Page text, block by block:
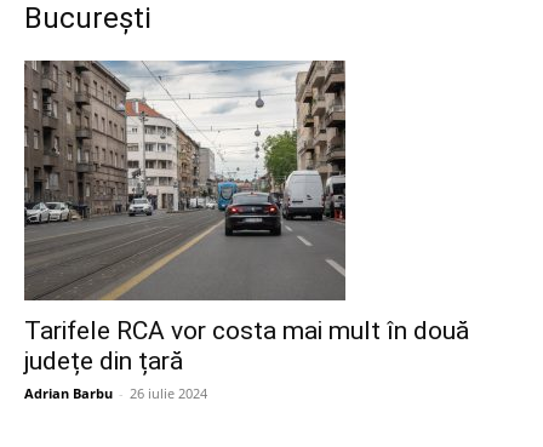
București
Tarifele RCA vor costa mai mult în două
județe din țară
Adrian Barbu - 26 iulie 2024